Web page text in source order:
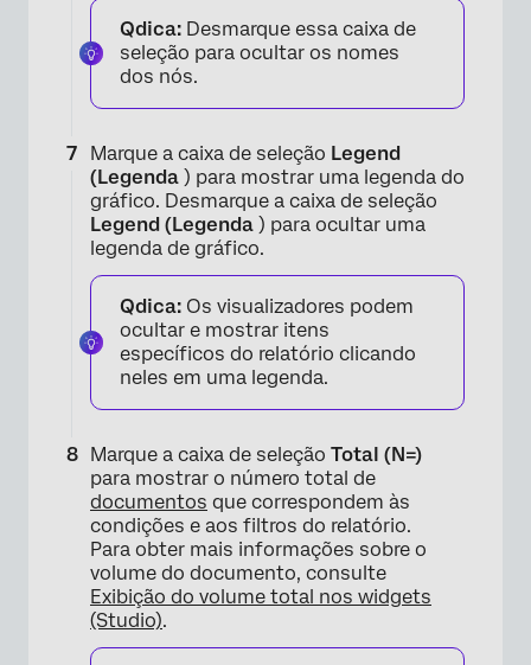
×
Qdica: Desmarque essa caixa de
seleção para ocultar os nomes
dos nós.
Marque a caixa de seleção Legend
(Legenda ) para mostrar uma legenda do
gráfico. Desmarque a caixa de seleção
Legend (Legenda ) para ocultar uma
legenda de gráfico.
Qdica: Os visualizadores podem
ocultar e mostrar itens
específicos do relatório clicando
neles em uma legenda.
Marque a caixa de seleção Total (N=)
para mostrar o número total de
documentos que correspondem às
condições e aos filtros do relatório.
Para obter mais informações sobre o
volume do documento, consulte
Exibição do volume total nos widgets
(Studio).